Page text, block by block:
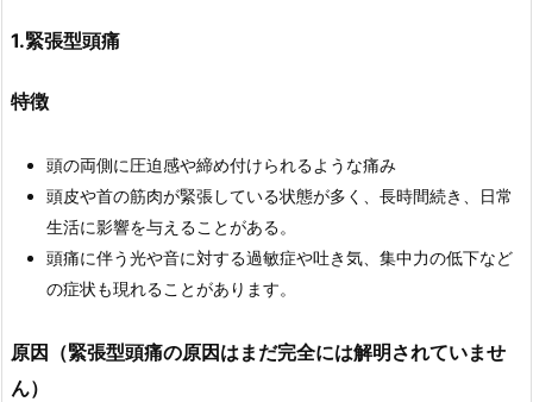
1.緊張型頭痛
特徴
頭の両側に圧迫感や締め付けられるような痛み
頭皮や首の筋肉が緊張している状態が多く、長時間続き、日常
生活に影響を与えることがある。
頭痛に伴う光や音に対する過敏症や吐き気、集中力の低下など
の症状も現れることがあります。
原因（緊張型頭痛の原因はまだ完全には解明されていませ
ん）